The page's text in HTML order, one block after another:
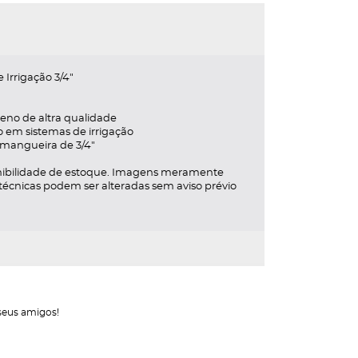
Irrigação 3/4"
de altra qualidade
sistemas de irrigação
de 3/4"
de estoque. Imagens meramente
podem ser alteradas sem aviso prévio
amigos!